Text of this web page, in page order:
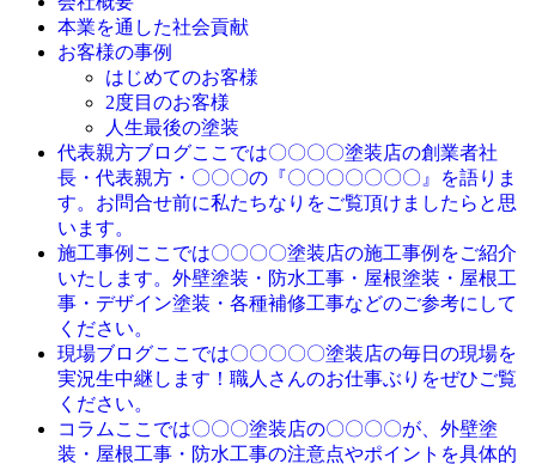
本業を通した社会貢献
お客様の事例
はじめてのお客様
2度目のお客様
人生最後の塗装
代表親方ブログここでは〇〇〇〇塗装店の創業者社
長・代表親方・〇〇〇の『〇〇〇〇〇〇〇』を語りま
す。お問合せ前に私たちなりをご覧頂けましたらと思
います。
施工事例 ここでは〇〇〇〇塗装店の施工事例をご紹介
いたします。外壁塗装・防水工事・屋根塗装・屋根工
事・デザイン塗装・各種補修工事などのご参考にして
ください。
現場ブログここでは〇〇〇〇〇塗装店の毎日の現場を
実況生中継します！職人さんのお仕事ぶりをぜひご覧
ください。
コラム ここでは〇〇〇塗装店の〇〇〇〇が、外壁塗
装・屋根工事・防水工事の注意点やポイントを具体的